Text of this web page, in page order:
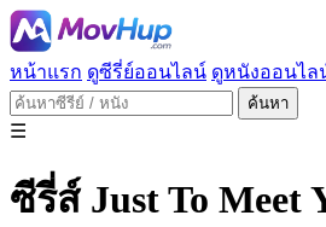
หน้าแรก ดูซีรี่ย์ออนไลน์ ดูหนังออนไล
ค้นหา
☰
ซีรี่ส์ Just To Meet